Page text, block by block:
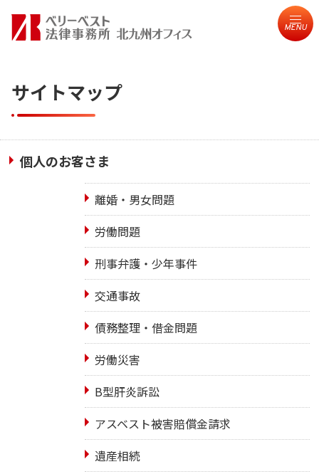
MENU
サイトマップ
個人のお客さま
離婚・男女問題
労働問題
刑事弁護・少年事件
交通事故
債務整理・借金問題
労働災害
B型肝炎訴訟
アスベスト被害賠償金請求
遺産相続